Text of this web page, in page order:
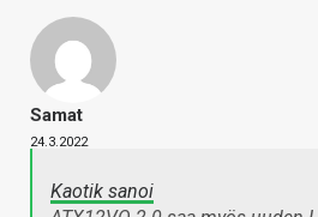
Samat
24.3.2022
Kaotik sanoi